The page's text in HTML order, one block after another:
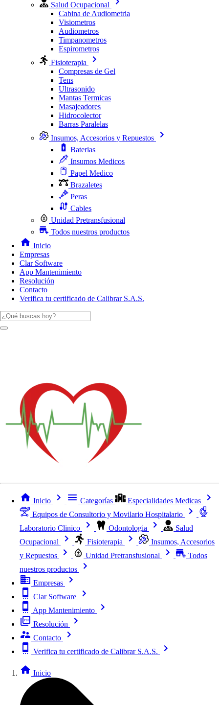
Salud Ocupacional
Cabina de Audiometria
Visiometros
Audiometros
Timpanometros
Espirometros
Fisioterapia
Compresas de Gel
Tens
Ultrasonido
Mantas Termicas
Masajeadores
Hidrocolector
Barras Paralelas
Insumos, Accesorios y Repuestos
Baterias
Insumos Medicos
Papel Medico
Brazaletes
Peras
Cables
Unidad Pretransfusional
Todos nuestros productos
Inicio
Empresas
Clar Software
App Mantenimiento
Resolución
Contacto
Verifica tu certificado de Calibrar S.A.S.
Inicio Categorías
Especialidades Medicas
Equipos de Consultorio y Movilario Hospitalario
Laboratorio Clinico
Odontologia
Salud
Ocupacional
Fisioterapia
Insumos, Accesorios
y Repuestos
Unidad Pretransfusional
Todos
nuestros productos
Empresas
Clar Software
App Mantenimiento
Resolución
Contacto
Verifica tu certificado de Calibrar S.A.S.
Inicio